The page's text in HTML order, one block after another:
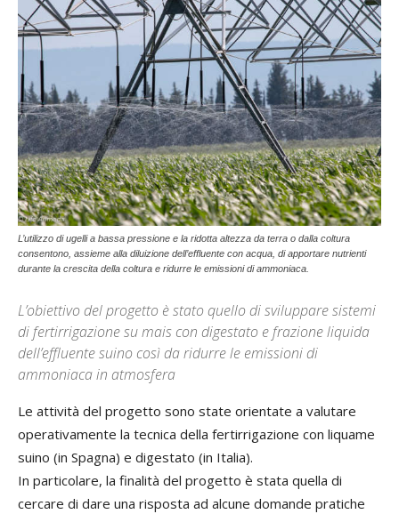
L’utilizzo di ugelli a bassa pressione e la ridotta altezza da terra o dalla coltura
consentono, assieme alla diluizione dell’effluente con acqua, di apportare nutrienti
durante la crescita della coltura e ridurre le emissioni di ammoniaca.
L’obiettivo del progetto è stato quello di sviluppare sistemi
di fertirrigazione su mais con digestato e frazione liquida
dell’effluente suino così da ridurre le emissioni di
ammoniaca in atmosfera
Le attività del progetto sono state orientate a valutare
operativamente la tecnica della fertirrigazione con liquame
suino (in Spagna) e digestato (in Italia).
In particolare, la finalità del progetto è stata quella di
cercare di dare una risposta ad alcune domande pratiche